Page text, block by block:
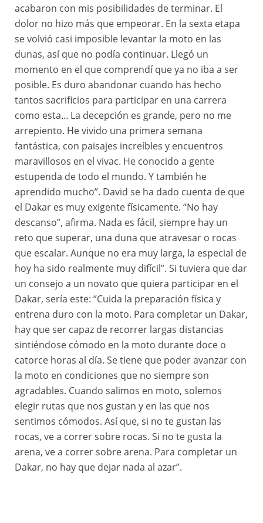
acabaron con mis posibilidades de terminar. El
dolor no hizo más que empeorar. En la sexta etapa
se volvió casi imposible levantar la moto en las
dunas, así que no podía continuar. Llegó un
momento en el que comprendí que ya no iba a ser
posible. Es duro abandonar cuando has hecho
tantos sacrificios para participar en una carrera
como esta... La decepción es grande, pero no me
arrepiento. He vivido una primera semana
fantástica, con paisajes increíbles y encuentros
maravillosos en el vivac. He conocido a gente
estupenda de todo el mundo. Y también he
aprendido mucho”. David se ha dado cuenta de que
el Dakar es muy exigente físicamente. “No hay
descanso”, afirma. Nada es fácil, siempre hay un
reto que superar, una duna que atravesar o rocas
que escalar. Aunque no era muy larga, la especial de
hoy ha sido realmente muy difícil”. Si tuviera que dar
un consejo a un novato que quiera participar en el
Dakar, sería este: “Cuida la preparación física y
entrena duro con la moto. Para completar un Dakar,
hay que ser capaz de recorrer largas distancias
sintiéndose cómodo en la moto durante doce o
catorce horas al día. Se tiene que poder avanzar con
la moto en condiciones que no siempre son
agradables. Cuando salimos en moto, solemos
elegir rutas que nos gustan y en las que nos
sentimos cómodos. Así que, si no te gustan las
rocas, ve a correr sobre rocas. Si no te gusta la
arena, ve a correr sobre arena. Para completar un
Dakar, no hay que dejar nada al azar”.